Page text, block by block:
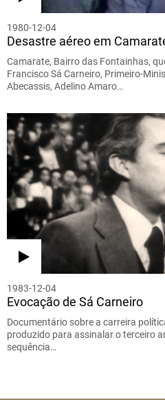
1980-12-04
Desastre aéreo em
Camarate, Bairro das Fontainhas,
Francisco Sá Carneiro, Primeiro-
Abecassis, Adelino Amaro…
1983-12-04
Evocação de Sá Carneiro
Documentário sobre a carreira
produzido para assinalar o terceiro
sequência…